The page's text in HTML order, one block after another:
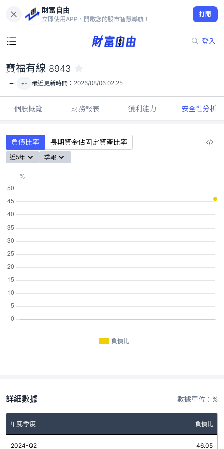
財富自由
立即使用APP，開啟您的股市智慧導航！
打開
登入
-
寶福有線 8943
- - 最近更新時間： 2026/08/06 02:25
個股概覽 財務報表 獲利能力 安全性分析
負債比率 長期資金佔固定資產比率
近5年 季報
負債比
詳細數據 數據單位：%
年度/季度 負債比
2024-Q2 46.05